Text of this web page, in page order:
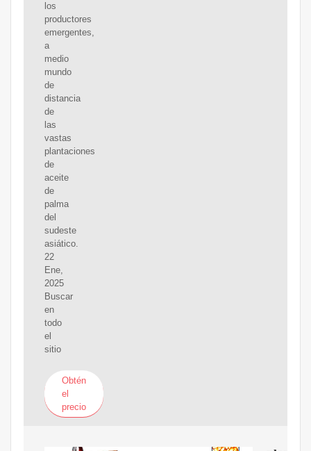
los
productores
emergentes,
a
medio
mundo
de
distancia
de
las
vastas
plantaciones
de
aceite
de
palma
del
sudeste
asiático.
22
Ene,
2025
Buscar
en
todo
el
sitio
Obtén
el
precio